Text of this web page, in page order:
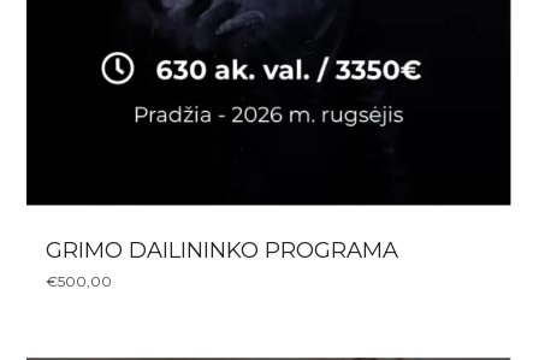
GRIMO DAILININKO PROGRAMA
€500,00